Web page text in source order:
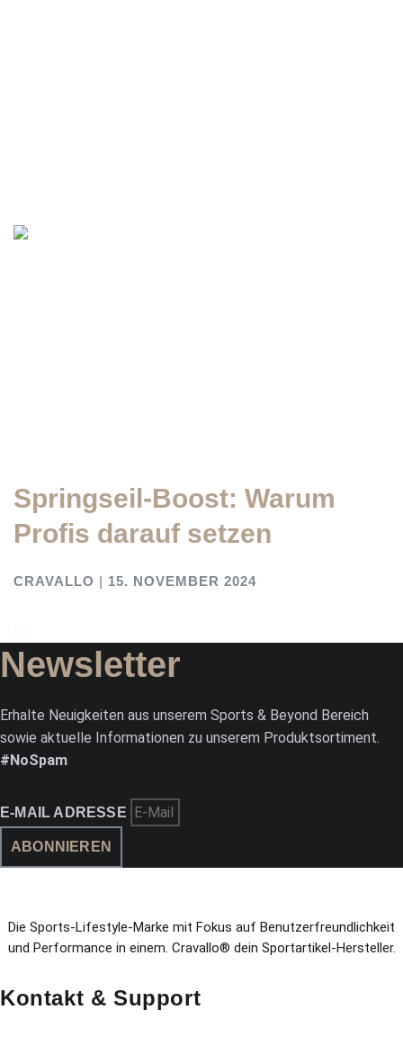
Springseil-Boost: Warum
Profis darauf setzen
CRAVALLO 15. NOVEMBER 2024
Newsletter
Erhalte Neuigkeiten aus unserem Sports & Beyond Bereich
sowie aktuelle Informationen zu unserem Produktsortiment.
#NoSpam
E-MAIL ADRESSE
ABONNIEREN
Die Sports-Lifestyle-Marke mit Fokus auf Benutzerfreundlichkeit
und Performance in einem. Cravallo® dein Sportartikel-Hersteller.
Kontakt & Support